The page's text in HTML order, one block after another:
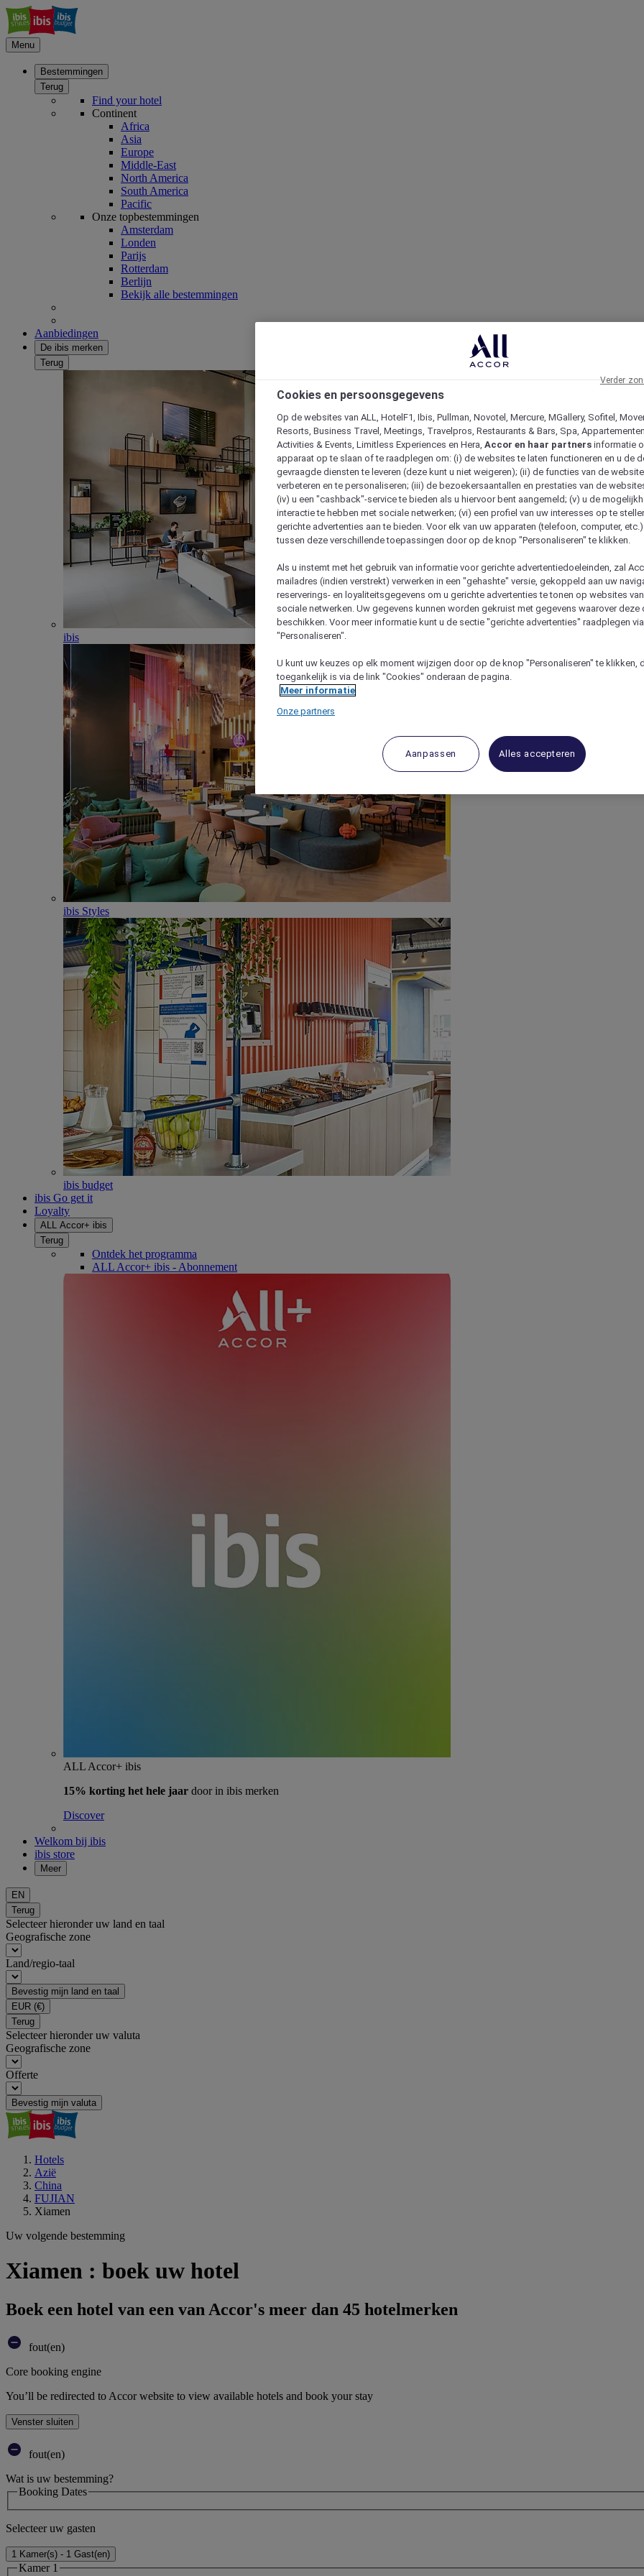
Menu
Bestemmingen
Terug
Find your hotel
Continent
Africa
Asia
Europe
Middle-East
North America
South America
Pacific
Onze topbestemmingen
Amsterdam
Londen
Parijs
Rotterdam
Berlijn
Bekijk alle bestemmingen
Aanbiedingen
De ibis merken
Terug
ibis
ibis Styles
ibis budget
ibis Go get it
Loyalty
ALL Accor+ ibis
Terug
Ontdek het programma
ALL Accor+ ibis - Abonnement
ALL Accor+ ibis
15% korting het hele jaar door in ibis merken
Discover
Welkom bij ibis
ibis store
Meer
EN
Terug
Selecteer hieronder uw land en taal
Geografische zone
Land/regio-taal
Bevestig mijn land en taal
EUR (€)
Terug
Selecteer hieronder uw valuta
Geografische zone
Offerte
Bevestig mijn valuta
Hotels
Azië
China
FUJIAN
Xiamen
Uw volgende bestemming
Xiamen : boek uw hotel
Boek een hotel van een van Accor's meer dan 45 hotelmerken
fout(en)
Core booking engine
You’ll be redirected to Accor website to view available hotels and book your stay
Venster sluiten
fout(en)
Wat is uw bestemming?
Booking Dates
Selecteer uw gasten
1 Kamer(s) - 1 Gast(en)
Kamer 1
Cookies en persoonsgegevens
Op de websites van ALL, HotelF1, Ibis, Pullman, Novotel, Mercure, MGallery, Sofitel,
Resorts, Business Travel, Meetings, Travelpros, Restaurants & Bars, Spa,
Activities & Events, Limitless Experiences en Hera, Accor en haar partners informatie
apparaat op te slaan of te raadplegen om: (i) de websites te laten functioneren en u de
gevraagde diensten te leveren (deze kunt u niet weigeren); (ii) de functies van de
verbeteren en te personaliseren; (iii) de bezoekersaantallen en prestaties van de
(iv) u een "cashback"-service te bieden als u hiervoor bent aangemeld; (v) u de
interactie te hebben met sociale netwerken; (vi) een profiel van uw interesses op te
gerichte advertenties aan te bieden. Voor elk van uw apparaten (telefoon, computer,
tussen deze verschillende toepassingen door op de knop "Personaliseren" te klikken.
Als u instemt met het gebruik van informatie voor gerichte advertentiedoeleinden, zal
mailadres (indien verstrekt) verwerken in een "gehashte" versie, gekoppeld aan uw
reserverings- en loyaliteitsgegevens om u gerichte advertenties te tonen op websites
sociale netwerken. Uw gegevens kunnen worden gekruist met gegevens waarover deze
beschikken. Voor meer informatie kunt u de sectie "gerichte advertenties" raadplegen
"Personaliseren".
U kunt uw keuzes op elk moment wijzigen door op de knop "Personaliseren" te klikken,
toegankelijk is via de link "Cookies" onderaan de pagina.
Meer informatie
Onze partners
Aanpassen Alles accepteren
Verder